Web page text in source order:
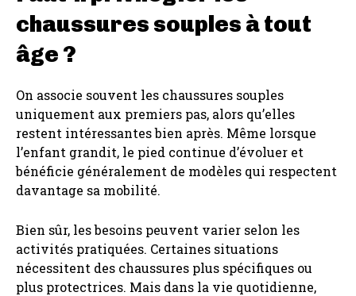
chaussures souples à tout
âge ?
On associe souvent les chaussures souples
uniquement aux premiers pas, alors qu’elles
restent intéressantes bien après. Même lorsque
l’enfant grandit, le pied continue d’évoluer et
bénéficie généralement de modèles qui respectent
davantage sa mobilité.
Bien sûr, les besoins peuvent varier selon les
activités pratiquées. Certaines situations
nécessitent des chaussures plus spécifiques ou
plus protectrices. Mais dans la vie quotidienne,